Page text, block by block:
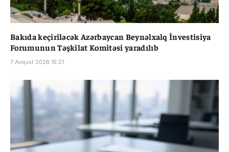
Bakıda keçiriləcək Azərbaycan Beynəlxalq İnvestisiya
Forumunun Təşkilat Komitəsi yaradılıb
7 Avqust 2026 15:21